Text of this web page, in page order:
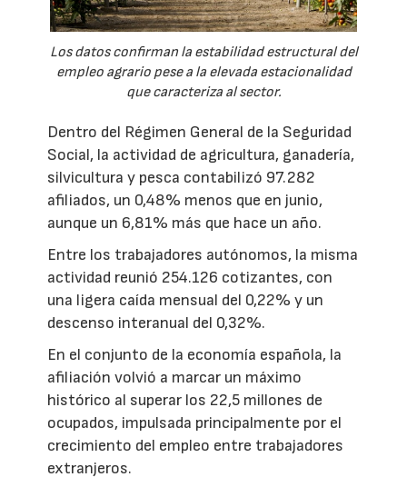
Los datos confirman la estabilidad estructural del
empleo agrario pese a la elevada estacionalidad
que caracteriza al sector.
Dentro del Régimen General de la Seguridad
Social, la actividad de agricultura, ganadería,
silvicultura y pesca contabilizó 97.282
afiliados, un 0,48% menos que en junio,
aunque un 6,81% más que hace un año.
Entre los trabajadores autónomos, la misma
actividad reunió 254.126 cotizantes, con
una ligera caída mensual del 0,22% y un
descenso interanual del 0,32%.
En el conjunto de la economía española, la
afiliación volvió a marcar un máximo
histórico al superar los 22,5 millones de
ocupados, impulsada principalmente por el
crecimiento del empleo entre trabajadores
extranjeros.